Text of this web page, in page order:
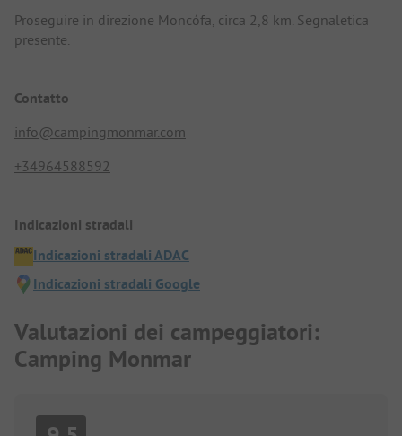
Proseguire in direzione Moncófa, circa 2,8 km. Segnaletica
presente.
Contatto
info@campingmonmar.com
+34964588592
Indicazioni stradali
Indicazioni stradali ADAC
Indicazioni stradali Google
Valutazioni dei campeggiatori:
Camping Monmar